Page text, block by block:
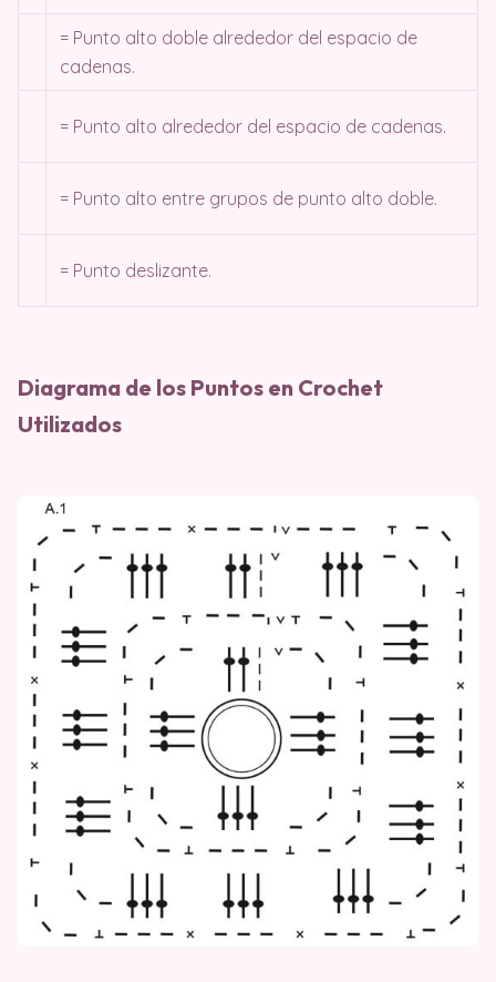
= Punto alto doble alrededor del espacio de
cadenas.
= Punto alto alrededor del espacio de cadenas.
= Punto alto entre grupos de punto alto doble.
= Punto deslizante.
Diagrama de los Puntos en Crochet
Utilizados